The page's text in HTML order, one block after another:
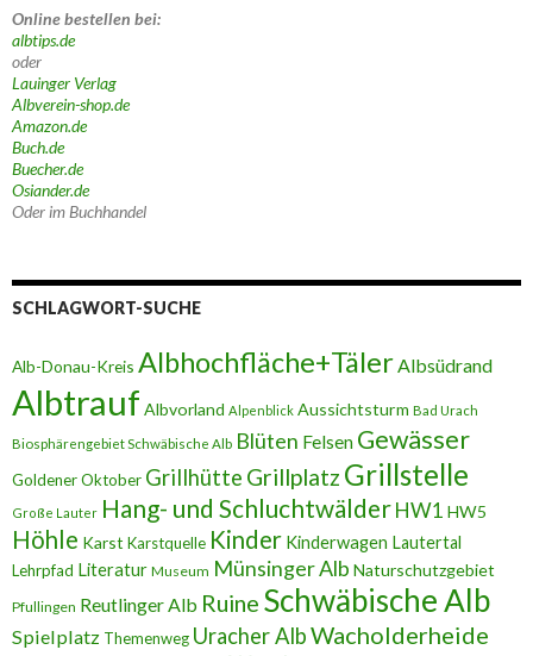
Online bestellen bei:
albtips.de
oder
Lauinger Verlag
Albverein-shop.de
Amazon.de
Buch.de
Buecher.de
Osiander.de
Oder im Buchhandel
SCHLAGWORT-SUCHE
Alb-Donau-Kreis Albhochfläche+TälerAlbsüdrand
Albtrauf Albvorland Alpenblick Aussichtsturm Bad Urach
Biosphärengebiet Schwäbische Alb Blüten Felsen Gewässer
Goldener Oktober Grillhütte Grillplatz Grillstelle
Große Lauter Hang- und SchluchtwälderHW1 HW5
Höhle Karst Karstquelle Kinder Kinderwagen Lautertal
Lehrpfad Literatur Museum Münsinger Alb Naturschutzgebiet
Pfullingen Reutlinger Alb Ruine Schwäbische Alb
Spielplatz Themenweg Uracher AlbWacholderheide